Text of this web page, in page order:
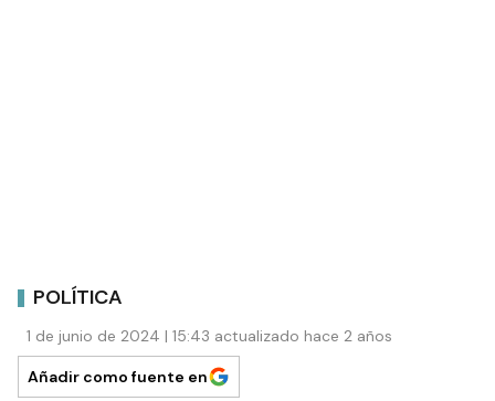
POLÍTICA
1 de junio de 2024 | 15:43 actualizado hace 2 años
Añadir como fuente en